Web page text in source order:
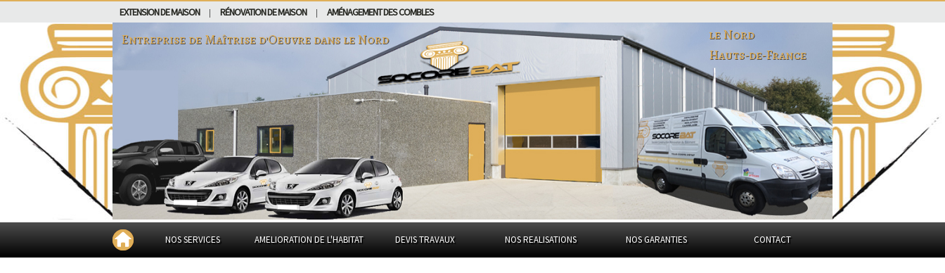
EXTENSION DE MAISON RÉNOVATION DE MAISON AMÉNAGEMENT DES COMBLES
Entreprise de Maîtrise d'Oeuvre dans le Nord
le Nord
Hauts-de-France
NOS SERVICES AMELIORATION DE L'HABITAT DEVIS TRAVAUX NOS REALISATIONS NOS GARANTIES CONTACT